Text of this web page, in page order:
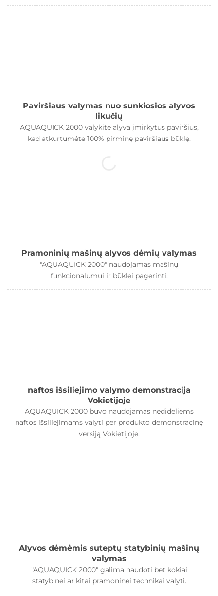
Paviršiaus valymas nuo sunkiosios alyvos
likučių
AQUAQUICK 2000 valykite alyva įmirkytus paviršius,
kad atkurtumėte 100% pirminę paviršiaus būklę.
Pramoninių mašinų alyvos dėmių valymas
"AQUAQUICK 2000" naudojamas mašinų
funkcionalumui ir būklei pagerinti.
naftos išsiliejimo valymo demonstracija
Vokietijoje
AQUAQUICK 2000 buvo naudojamas nedideliems
naftos išsiliejimams valyti per produkto demonstracinę
versiją Vokietijoje.
Alyvos dėmėmis suteptų statybinių mašinų
valymas
"AQUAQUICK 2000" galima naudoti bet kokiai
statybinei ar kitai pramoninei technikai valyti.